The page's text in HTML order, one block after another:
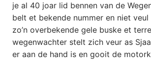
je al 40 joar lid bennen van de
belt et bekende nummer en niet
zo’n overbekende gele buske et
wegenwachter stelt zich veur as
er aan de hand is en gooit de